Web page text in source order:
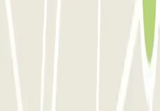
interesantes cerca de Parkbee